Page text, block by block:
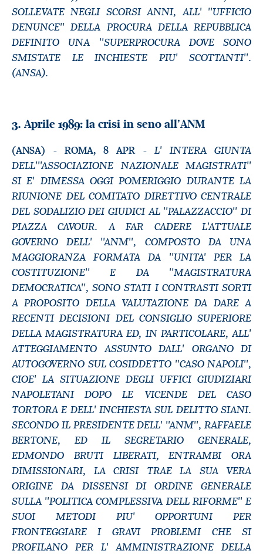
SOLLEVATE NEGLI SCORSI ANNI, ALL' ''UFFICIO
DENUNCE'' DELLA PROCURA DELLA REPUBBLICA
DEFINITO UNA ''SUPERPROCURA DOVE SONO
SMISTATE LE INCHIESTE PIU' SCOTTANTI''.
(ANSA).
3. Aprile 1989: la crisi in seno all’ANM
(ANSA) - ROMA, 8 APR - L' INTERA GIUNTA
DELL'''ASSOCIAZIONE NAZIONALE MAGISTRATI''
SI E' DIMESSA OGGI POMERIGGIO DURANTE LA
RIUNIONE DEL COMITATO DIRETTIVO CENTRALE
DEL SODALIZIO DEI GIUDICI AL ''PALAZZACCIO'' DI
PIAZZA CAVOUR. A FAR CADERE L'ATTUALE
GOVERNO DELL' ''ANM'', COMPOSTO DA UNA
MAGGIORANZA FORMATA DA ''UNITA' PER LA
COSTITUZIONE'' E DA ''MAGISTRATURA
DEMOCRATICA'', SONO STATI I CONTRASTI SORTI
A PROPOSITO DELLA VALUTAZIONE DA DARE A
RECENTI DECISIONI DEL CONSIGLIO SUPERIORE
DELLA MAGISTRATURA ED, IN PARTICOLARE, ALL'
ATTEGGIAMENTO ASSUNTO DALL' ORGANO DI
AUTOGOVERNO SUL COSIDDETTO ''CASO NAPOLI'',
CIOE' LA SITUAZIONE DEGLI UFFICI GIUDIZIARI
NAPOLETANI DOPO LE VICENDE DEL CASO
TORTORA E DELL' INCHIESTA SUL DELITTO SIANI.
SECONDO IL PRESIDENTE DELL' ''ANM'', RAFFAELE
BERTONE, ED IL SEGRETARIO GENERALE,
EDMONDO BRUTI LIBERATI, ENTRAMBI ORA
DIMISSIONARI, LA CRISI TRAE LA SUA VERA
ORIGINE DA DISSENSI DI ORDINE GENERALE
SULLA ''POLITICA COMPLESSIVA DELL RIFORME'' E
SUOI METODI PIU' OPPORTUNI PER
FRONTEGGIARE I GRAVI PROBLEMI CHE SI
PROFILANO PER L' AMMINISTRAZIONE DELLA